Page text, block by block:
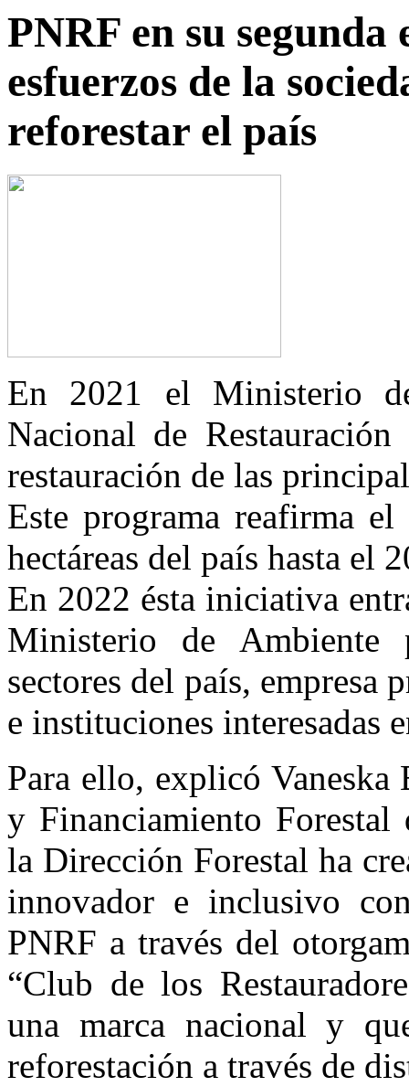
PNRF en su segunda
esfuerzos de la
reforestar el país
En 2021 el Ministerio
Nacional de
restauración de las
Este programa reafirma
hectáreas del país hasta el
En 2022 ésta iniciativa
Ministerio de Ambiente
sectores del país,
e instituciones interesadas
Para ello, explicó
y Financiamiento
la Dirección Forestal ha
innovador e inclusivo
PNRF a través del
“Club de los
una marca nacional y
reforestación a través de